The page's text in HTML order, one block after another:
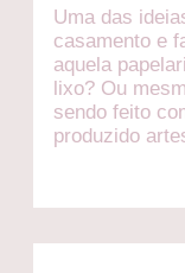
Uma das
casamento e
aquela
lixo? Ou
sendo feito
produzido